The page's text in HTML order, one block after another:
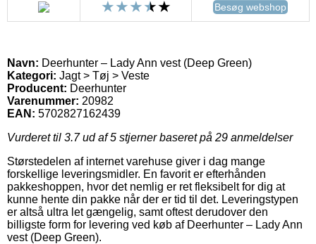
Besøg webshop
Navn: Deerhunter – Lady Ann vest (Deep Green)
Kategori: Jagt > Tøj > Veste
Producent: Deerhunter
Varenummer: 20982
EAN: 5702827162439
Vurderet til 3.7ud af 5 stjerner baseret på 29 anmeldelser
Størstedelen af internet varehuse giver i dag mange
forskellige leveringsmidler. En favorit er efterhånden
pakkeshoppen, hvor det nemlig er ret fleksibelt for dig at
kunne hente din pakke når der er tid til det. Leveringstypen
er altså ultra let gængelig, samt oftest derudover den
billigste form for levering ved køb af Deerhunter – Lady Ann
vest (Deep Green).